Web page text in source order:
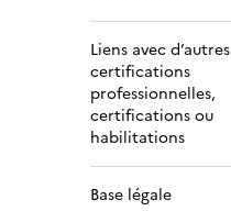
Liens avec d’autres
certifications
professionnelles,
certifications ou
habilitations
Base légale